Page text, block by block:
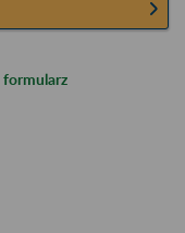
formularz